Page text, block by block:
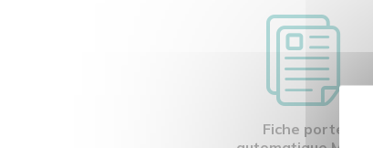
Fiche porte